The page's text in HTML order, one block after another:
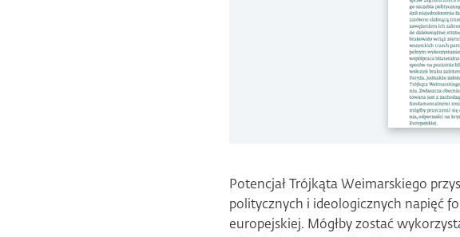
Potencjał Trójkąta Weimarskiego
politycznych i ideologicznych napięć
europejskiej. Mógłby zostać